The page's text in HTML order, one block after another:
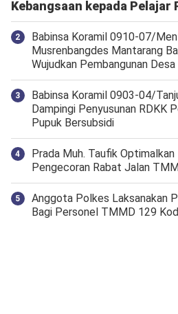
Kebangsaan kepada Pelajar
Babinsa Koramil 0910-07/
Musrenbangdes Mantarang
Wujudkan Pembangunan
‎Babinsa Koramil 0903-04/
Dampingi Penyusunan RDKK
Pupuk Bersubsidi
Prada Muh. Taufik
Pengecoran Rabat Jalan
Anggota Polkes Laksanakan
Bagi Personel TMMD 129